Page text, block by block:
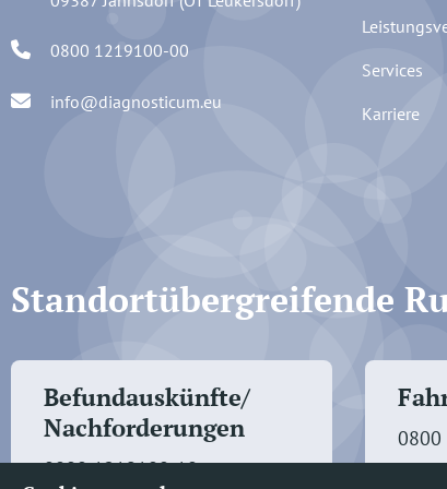
0800 1219100-00
info@diagnosticum.eu
Services
Karriere
Standortübergreifende
Befundauskünfte/
Nachforderungen
0800 1219100-10
0800